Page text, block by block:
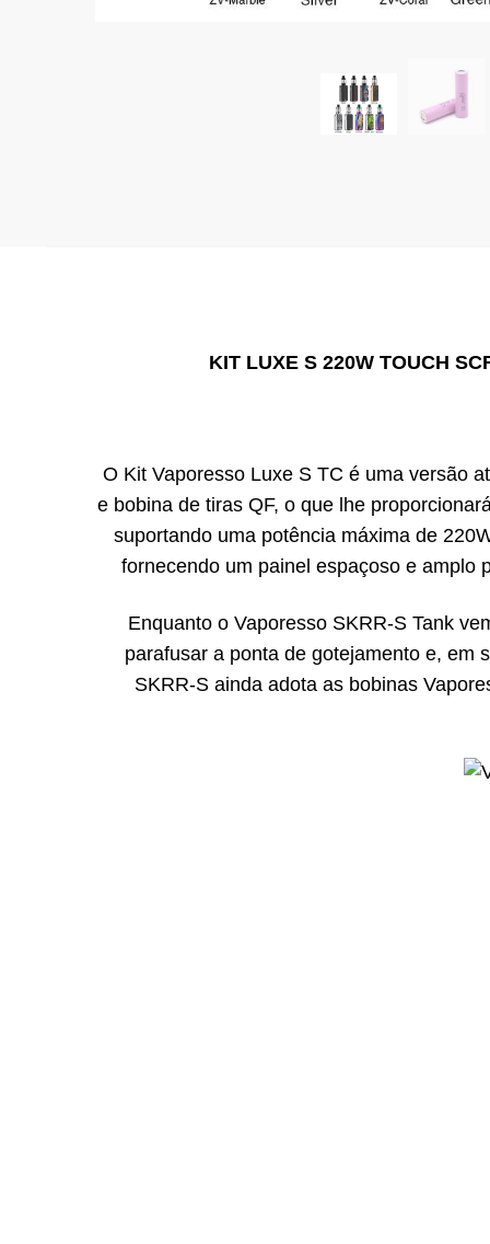
KIT LUXE S 220W TOUCH
O Kit Vaporesso Luxe S TC é uma versão
e bobina de tiras QF, o que lhe
suportando uma potência máxima de
fornecendo um painel espaçoso e amplo
Enquanto o Vaporesso SKRR-S Tank
parafusar a ponta de gotejamento e, em
SKRR-S ainda adota as bobinas